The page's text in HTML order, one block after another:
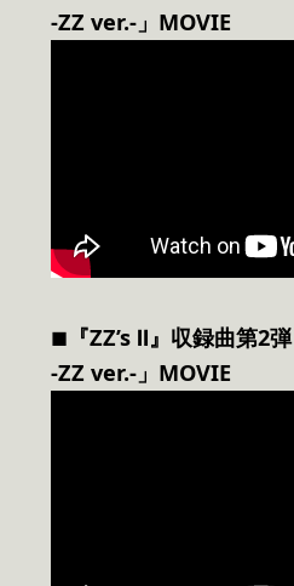
-ZZ ver.-」MOVIE
■ 『ZZ’s Ⅱ』収録曲第2
-ZZ ver.-」MOVIE